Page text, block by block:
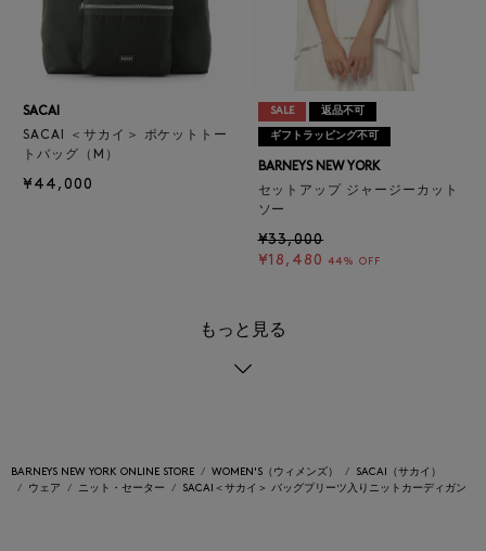
SACAI
SACAI ＜サカイ＞ ポケットトー
トバッグ（M）
¥44,000
SALE 返品不可
ギフトラッピング不可
BARNEYS NEW YORK
セットアップ ジャージーカット
ソー
¥33,000
¥18,480 44% OFF
もっと見る
BARNEYS NEW YORK ONLINE STORE WOMEN'S（ウィメンズ）
SACAI（サカイ）
ウェア
ニット・セーター SACAI＜サカイ＞ バッグプリーツ入りニットカーディガン